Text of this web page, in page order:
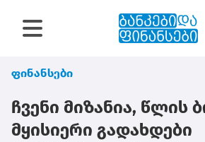
ფინანსები
ჩვენი მიზანია, წლის
მყისიერი გადახდები